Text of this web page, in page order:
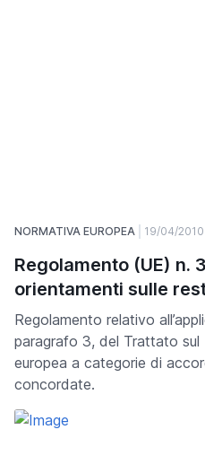
NORMATIVA EUROPEA 19/04/2010
Regolamento (UE) n.
orientamenti sulle
Regolamento relativo
paragrafo 3, del Trattato sul
europea a categorie di
concordate.